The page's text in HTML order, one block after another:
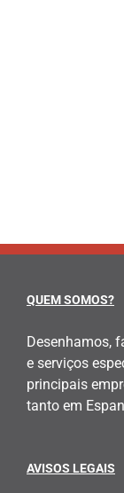
QUEM SOMOS?
Desenhamos,
e serviços
principais
tanto em
AVISOS LEGAIS